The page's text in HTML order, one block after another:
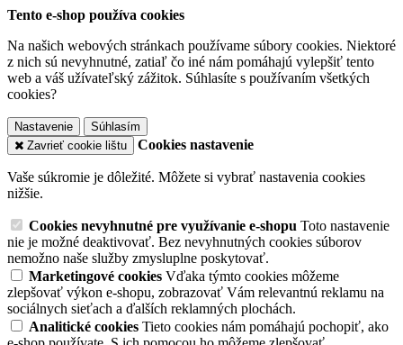
Tento e-shop používa cookies
Na našich webových stránkach používame súbory cookies. Niektoré
z nich sú nevyhnutné, zatiaľ čo iné nám pomáhajú vylepšiť tento
web a váš užívateľský zážitok. Súhlasíte s používaním všetkých
cookies?
Nastavenie
Súhlasím
Zavrieť cookie lištu
Cookies nastavenie
Vaše súkromie je dôležité. Môžete si vybrať nastavenia cookies
nižšie.
Cookies nevyhnutné pre využívanie e-shopu Toto nastavenie
nie je možné deaktivovať. Bez nevyhnutných cookies súborov
nemožno naše služby zmysluplne poskytovať.
Marketingové cookies Vďaka týmto cookies môžeme
zlepšovať výkon e-shopu, zobrazovať Vám relevantnú reklamu na
sociálnych sieťach a ďalších reklamných plochách.
Analitické cookies Tieto cookies nám pomáhajú pochopiť, ako